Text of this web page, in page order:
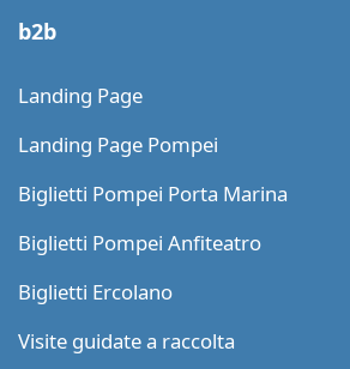
b2b
Landing Page
Landing Page Pompei
Biglietti Pompei Porta Marina
Biglietti Pompei Anfiteatro
Biglietti Ercolano
Visite guidate a raccolta